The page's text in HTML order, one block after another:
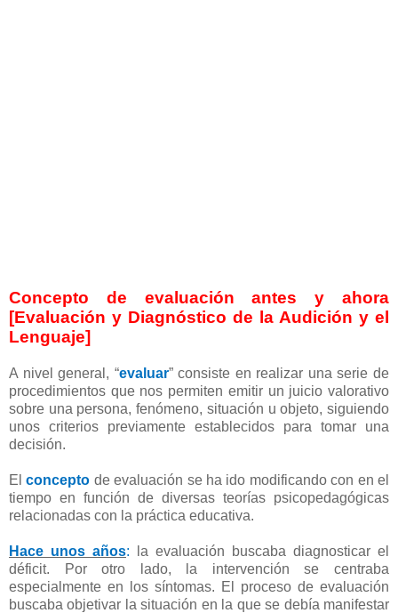
Concepto de evaluación antes y ahora
[Evaluación y Diagnóstico de la Audición y el
Lenguaje]
A nivel general, “evaluar” consiste en realizar una serie de
procedimientos que nos permiten emitir un juicio valorativo
sobre una persona, fenómeno, situación u objeto, siguiendo
unos criterios previamente establecidos para tomar una
decisión.
Elconcepto de evaluación se ha ido modificando con en el
tiempo en función de diversas teorías psicopedagógicas
relacionadas con la práctica educativa.
Hace unos años: la evaluación buscaba diagnosticar el
déficit. Por otro lado, la intervención se centraba
especialmente en los síntomas. El proceso de evaluación
buscaba objetivar la situación en la que se debía manifestar